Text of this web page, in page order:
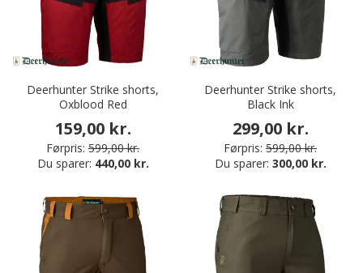
Deerhunter Strike shorts,
Oxblood Red
159,00 kr.
Førpris: 599,00 kr.
Du sparer: 440,00 kr.
Deerhunter Strike shorts,
Black Ink
299,00 kr.
Førpris: 599,00 kr.
Du sparer: 300,00 kr.